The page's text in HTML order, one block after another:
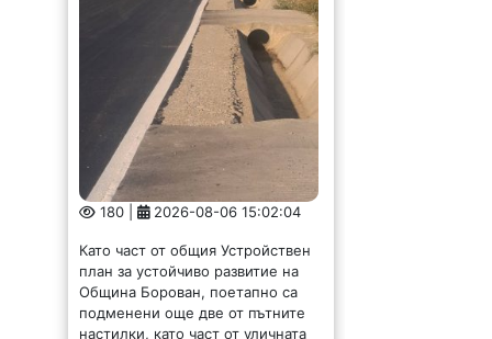
180 | 2026-08-06 15:02:04
Като част от общия Устройствен
план за устойчиво развитие на
Община Борован, поетапно са
подменени още две от пътните
настилки, като част от уличната